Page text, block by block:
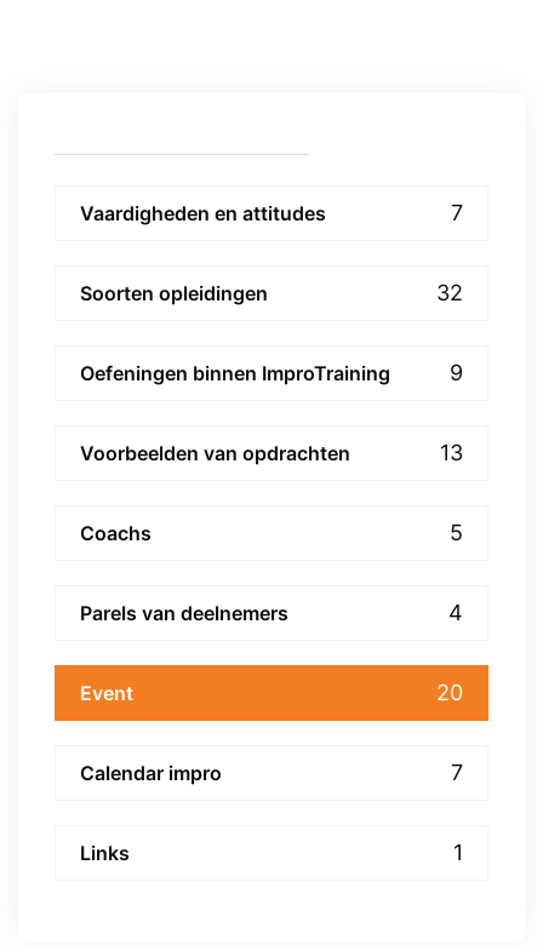
Vaardigheden en attitudes 7
Soorten opleidingen 32
Oefeningen binnen ImproTraining 9
Voorbeelden van opdrachten 13
Coachs 5
Parels van deelnemers 4
Event 20
Calendar impro 7
Links 1